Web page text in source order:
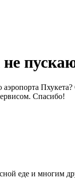
Спасибо!
еде и многим